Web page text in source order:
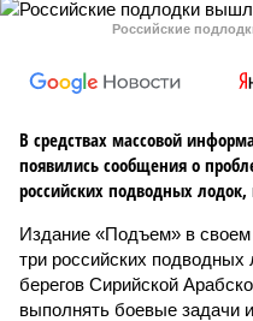
Российские
В средствах массовой
появились сообщения о
российских подводных
Издание «Подъем» в
три российских
берегов Сирийской
выполнять боевые задачи